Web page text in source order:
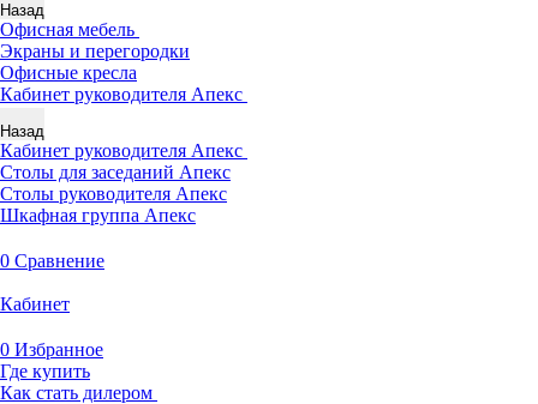
Назад
Офисная мебель
Экраны и перегородки
Офисные кресла
Кабинет руководителя Апекс
Назад
Кабинет руководителя Апекс
Столы для заседаний Апекс
Столы руководителя Апекс
Шкафная группа Апекс
0 Сравнение
Кабинет
0 Избранное
Где купить
Как стать дилером